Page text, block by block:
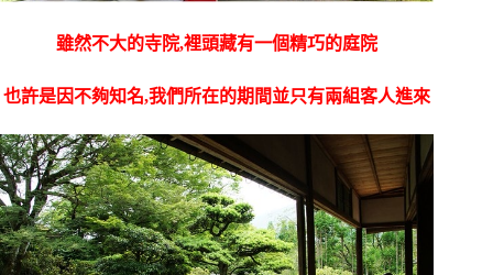
雖然不大的寺院,裡頭藏有一個精巧的庭院
也許是因不夠知名,我們所在的期間並只有兩組客人進來